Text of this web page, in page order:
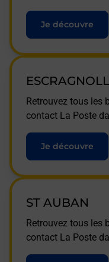
Je découvre
Retrouvez tous les
contact La Poste
Je découvre
ST AUBAN
Retrouvez tous les
contact La Poste